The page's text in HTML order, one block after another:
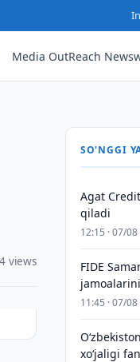
Media OutReach
views
SO'NGGI
Agat
qiladi
12:15 · 07/08
FIDE
11:45 · 07/08
xoʻjaligi